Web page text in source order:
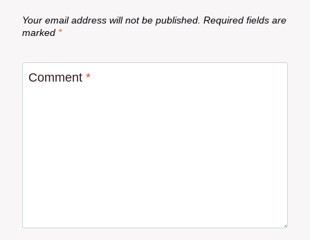
Your email address will not be published. Required fields are
marked *
Comment *